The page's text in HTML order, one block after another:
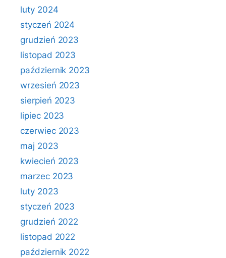
luty 2024
styczeń 2024
grudzień 2023
listopad 2023
październik 2023
wrzesień 2023
sierpień 2023
lipiec 2023
czerwiec 2023
maj 2023
kwiecień 2023
marzec 2023
luty 2023
styczeń 2023
grudzień 2022
listopad 2022
październik 2022